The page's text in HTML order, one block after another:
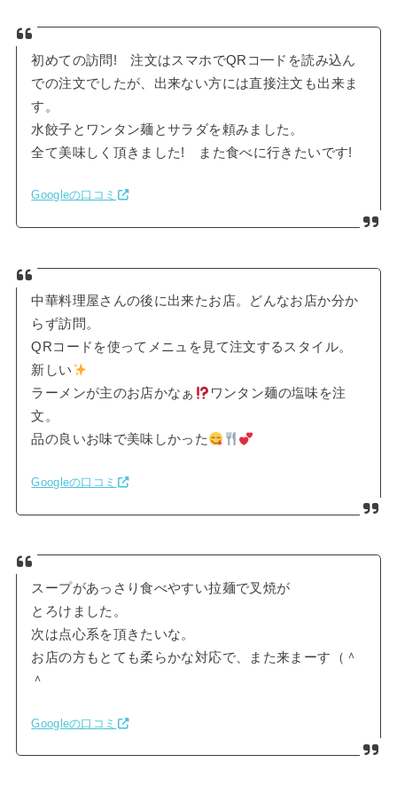
初めての訪問! 注文はスマホでQRコ━ドを読み込ん
での注文でしたが、出来ない方には直接注文も出来ま
す。
水餃子とワンタン麺とサラダを頼みました。
全て美味しく頂きました! また食べに行きたいです!
Googleの口コミ
中華料理屋さんの後に出来たお店。どんなお店か分か
らず訪問。
QRコードを使ってメニュを見て注文するスタイル。
新しい
ラーメンが主のお店かなぁ
ワンタン麺の塩味を注
文。
品の良いお味で美味しかった
Googleの口コミ
スープがあっさり食べやすい拉麺で叉焼が
とろけました。
次は点心系を頂きたいな。
お店の方もとても柔らかな対応で、また来まーす（＾
＾ゞ
Googleの口コミ